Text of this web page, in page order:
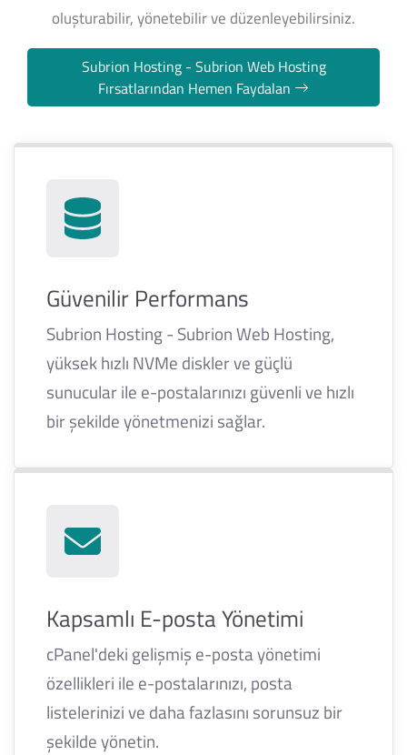
oluşturabilir, yönetebilir ve düzenleyebilirsiniz.
Subrion Hosting - Subrion Web Hosting
Fırsatlarından Hemen Faydalan
Güvenilir Performans
Subrion Hosting - Subrion Web Hosting,
yüksek hızlı NVMe diskler ve güçlü
sunucular ile e-postalarınızı güvenli ve hızlı
bir şekilde yönetmenizi sağlar.
Kapsamlı E-posta Yönetimi
cPanel'deki gelişmiş e-posta yönetimi
özellikleri ile e-postalarınızı, posta
listelerinizi ve daha fazlasını sorunsuz bir
şekilde yönetin.